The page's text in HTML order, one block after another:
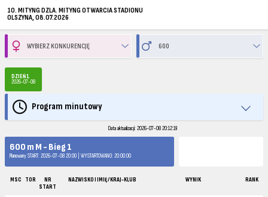
10. MITYNG DZLA. MITYNG OTWARCIA STADIONU
OLSZYNA, 08.07.2026
DZIEŃ 1
2026-07-08
Program minutowy
Data aktualizacji: 2026-07-08 20:12:19
600 m M - Bieg 1
Planowany START: 2026-07-08 20:00 | WYSTARTOWANO: 20:00:00
MSC TOR
NR
START
NAZWISKO I IMIĘ / KRAJ-KLUB WYNIK RANK